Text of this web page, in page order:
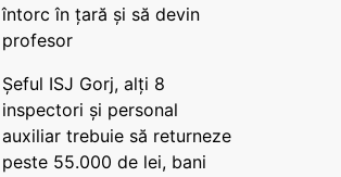
întorc în țară și să devin
profesor
Șeful ISJ Gorj, alți 8
inspectori și personal
auxiliar trebuie să returneze
peste 55.000 de lei, bani